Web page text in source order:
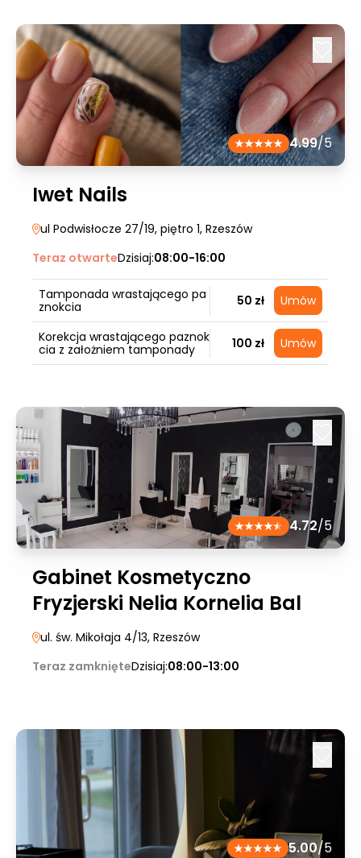
4.99/5
Iwet Nails
ul Podwisłocze 27/19, piętro 1, Rzeszów
Teraz otwarteDzisiaj:08:00-16:00
Tamponada wrastającego pa
znokcia
50 zł Umów
Korekcja wrastającego paznok
cia z założniem tamponady
100 zł Umów
4.72/5
Gabinet Kosmetyczno
Fryzjerski Nelia Kornelia Bal
ul. św. Mikołaja 4/13, Rzeszów
Teraz zamknięteDzisiaj:08:00-13:00
5.00/5